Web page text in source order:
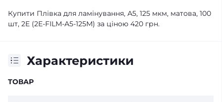
Купити Плівка для ламінування, А5, 125 мкм, матова, 100
шт, 2E (2E-FILM-A5-125M) за ціною 420 грн.
Характеристики
ТОВАР